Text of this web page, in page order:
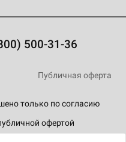
500-31-36
только по согласию
офертой
Публичная оферта